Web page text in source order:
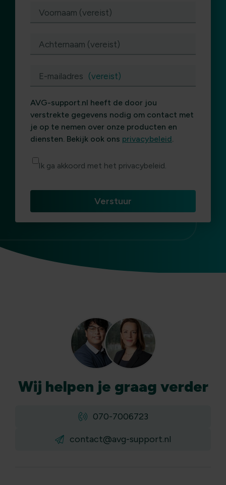
Voornaam (vereist)
Achternaam (vereist)
E-mailadres (vereist)
AVG-support.nl heeft de door jou
verstrekte gegevens nodig om contact met
je op te nemen over onze producten en
diensten. Bekijk ook ons privacybeleid.
Ik ga akkoord met het privacybeleid.
Wij helpen je graag verder
070-7006723
contact@avg-support.nl